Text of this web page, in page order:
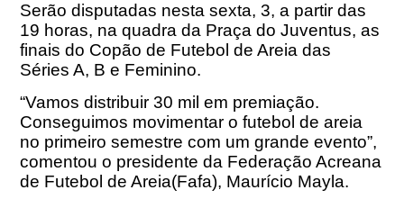
Serão disputadas nesta sexta, 3, a partir das
19 horas, na quadra da Praça do Juventus, as
finais do Copão de Futebol de Areia das
Séries A, B e Feminino.
“Vamos distribuir 30 mil em premiação.
Conseguimos movimentar o futebol de areia
no primeiro semestre com um grande evento”,
comentou o presidente da Federação Acreana
de Futebol de Areia(Fafa), Maurício Mayla.